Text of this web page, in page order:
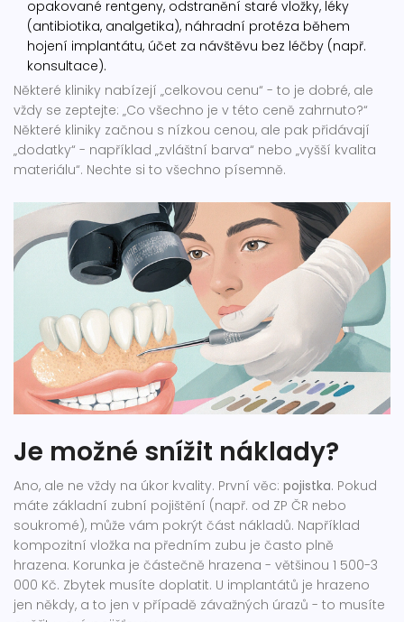
opakované rentgeny, odstranění staré vložky, léky
(antibiotika, analgetika), náhradní protéza během
hojení implantátu, účet za návštěvu bez léčby (např.
konsultace).
Některé kliniky nabízejí „celkovou cenu“ - to je dobré, ale
vždy se zeptejte: „Co všechno je v této ceně zahrnuto?“
Některé kliniky začnou s nízkou cenou, ale pak přidávají
„dodatky“ - například „zvláštní barva“ nebo „vyšší kvalita
materiálu“. Nechte si to všechno písemně.
Je možné snížit náklady?
Ano, ale ne vždy na úkor kvality. První věc: pojistka. Pokud
máte základní zubní pojištění (např. od ZP ČR nebo
soukromé), může vám pokrýt část nákladů. Například
kompozitní vložka na předním zubu je často plně
hrazena. Korunka je částečně hrazena - většinou 1 500-3
000 Kč. Zbytek musíte doplatit. U implantátů je hrazeno
jen někdy, a to jen v případě závažných úrazů - to musíte